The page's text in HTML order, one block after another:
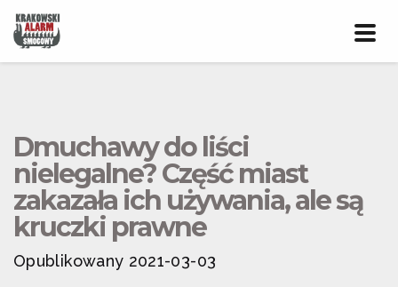
Dmuchawy do liści
nielegalne? Część miast
zakazała ich używania, ale są
kruczki prawne
Opublikowany 2021-03-03